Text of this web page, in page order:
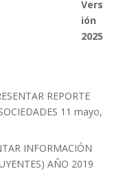
REPORTE
11 mayo,
INFORMACIÓN
AÑO 2019